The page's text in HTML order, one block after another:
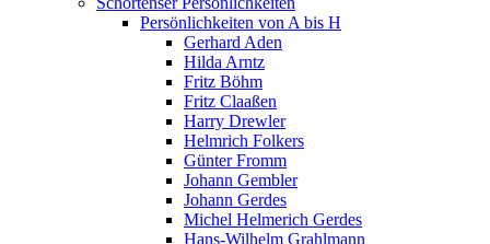
Persönlichkeiten von A bis H
Gerhard Aden
Hilda Arntz
Fritz Böhm
Fritz Claaßen
Harry Drewler
Helmrich Folkers
Günter Fromm
Johann Gembler
Johann Gerdes
Michel Helmerich Gerdes
Hans-Wilhelm Grahlmann